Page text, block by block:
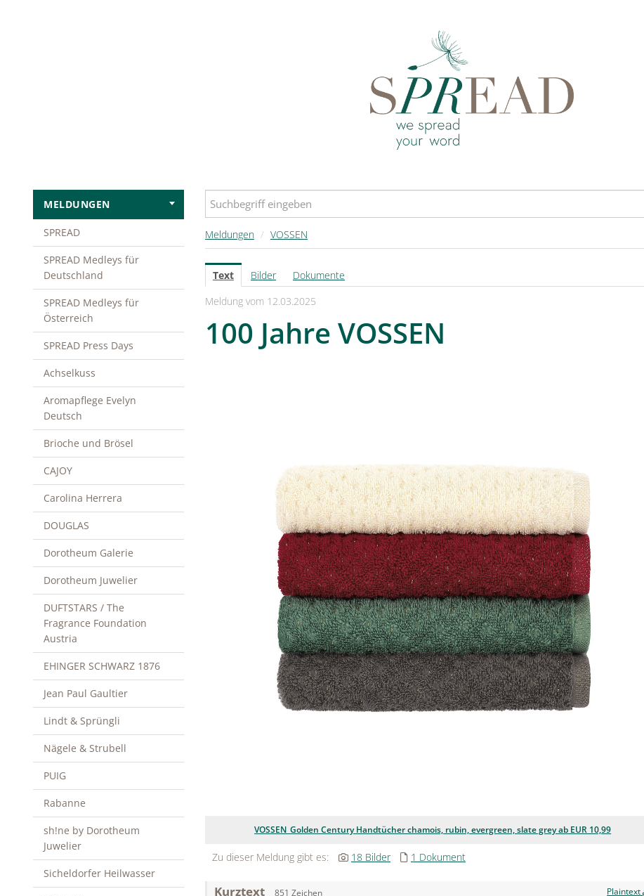
MELDUNGEN
SPREAD
SPREAD Medleys für
Deutschland
SPREAD Medleys für
Österreich
SPREAD Press Days
Achselkuss
Aromapflege Evelyn
Deutsch
Brioche und Brösel
CAJOY
Carolina Herrera
DOUGLAS
Dorotheum Galerie
Dorotheum Juwelier
DUFTSTARS / The
Fragrance Foundation
Austria
EHINGER SCHWARZ 1876
Jean Paul Gaultier
Lindt & Sprüngli
Nägele & Strubell
PUIG
Rabanne
sh!ne by Dorotheum
Juwelier
Sicheldorfer Heilwasser
Meldungen / VOSSEN
Text Bilder
Dokumente
Meldung vom 12.03.2025
100 Jahre VOSSEN
VOSSEN_Golden Century Handtücher chamois, rubin, evergreen, slate grey ab EUR 10,99
Zu dieser Meldung gibt es: 18 Bilder 1 Dokument
Kurztext 851 Zeichen Plaintext